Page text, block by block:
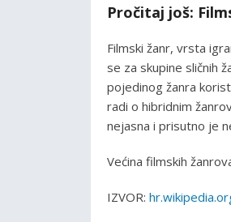
Pročitaj još:
Filmski žanr, vrsta
se za skupine sličnih
pojedinog žanra
radi o hibridnim
nejasna i prisutno je
Većina filmskih
IZVOR: